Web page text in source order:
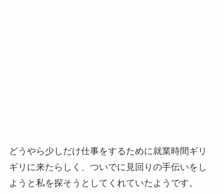
どうやら少しだけ仕事をするために就業時間ギリ
ギリに来たらしく、ついでに見回りの手伝いをし
ようと私を探そうとしてくれていたようです。